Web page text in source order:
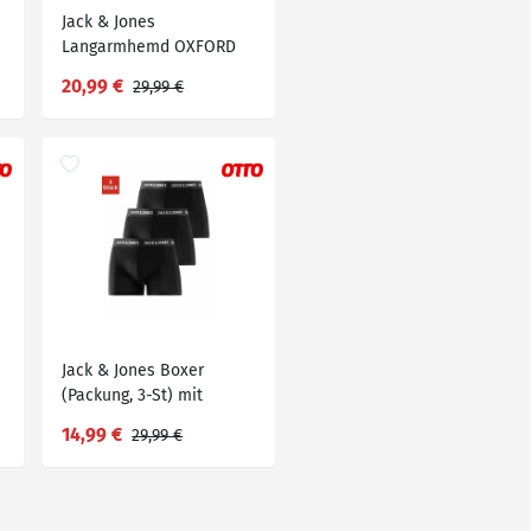
Jack & Jones
Langarmhemd OXFORD
20,99 € 29,99 €
Jack & Jones Boxer
(Packung, 3-St) mit
14,99 € 29,99 €